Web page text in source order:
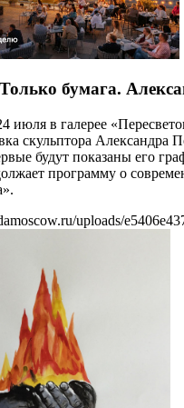
бумага.
июля в галерее
скульптора Александра
будут показаны его
программу о
uploads/